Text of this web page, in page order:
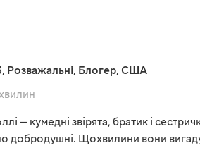
, Розважальні, Блогер, США
— кумедні звірята, братик і
добродушні. Щохвилини вони